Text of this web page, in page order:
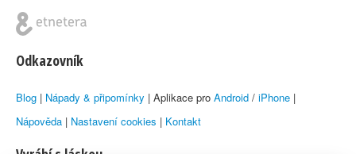
Odkazovník
Blog | Nápady & připomínky | Aplikace pro Android / iPhone |
Nápověda | Nastavení cookies | Kontakt